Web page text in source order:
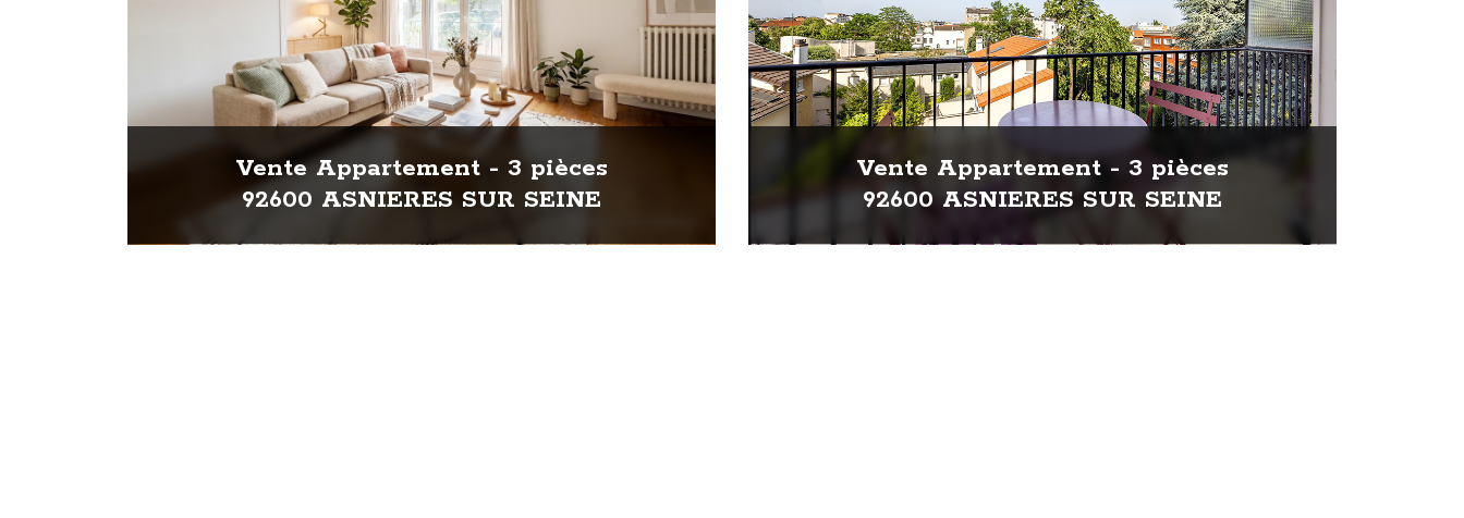
Vente Appartement - 3 pièces
92600 ASNIERES SUR SEINE
Vente Appartement - 3 pièces
92600 ASNIERES SUR SEINE